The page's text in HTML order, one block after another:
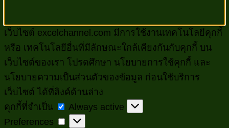
เว็บไซต์ excelchannel.com มีการใช้งานเทคโนโลยีคุกกี้
หรือ เทคโนโลยีอื่นที่มีลักษณะใกล้เคียงกันกับคุกกี้ บน
เว็บไซต์ของเรา โปรดศึกษา นโยบายการใช้คุกกี้ และ
นโยบายความเป็นส่วนตัวของข้อมูล ก่อนใช้บริการ
เว็บไซต์ ได้ที่ลิงค์ด้านล่าง
คุกกี้ที่จำเป็น
คุกกี้
ที่
Always active
Preferences
Preferences